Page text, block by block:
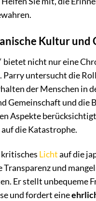
Kultur und
bietet nicht nur eine
. Parry untersucht die
der Menschen in
Gemeinschaft und die
Aspekte
die Katastrophe.
Lichtauf die
Transparenz und
Er stellt unbequeme
und fordert eine